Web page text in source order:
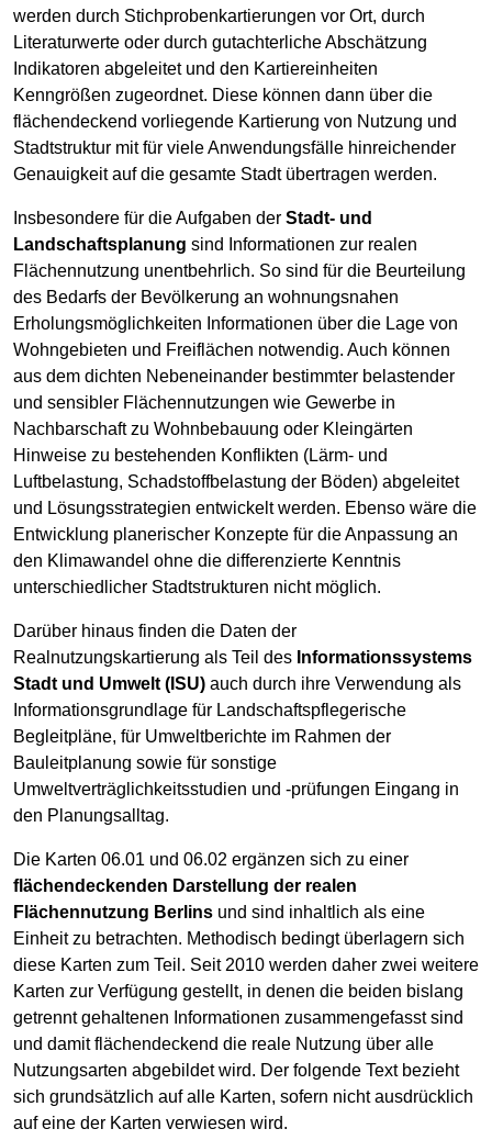
werden durch Stichprobenkartierungen vor Ort, durch
Literaturwerte oder durch gutachterliche Abschätzung
Indikatoren abgeleitet und den Kartiereinheiten
Kenngrößen zugeordnet. Diese können dann über die
flächendeckend vorliegende Kartierung von Nutzung und
Stadtstruktur mit für viele Anwendungsfälle hinreichender
Genauigkeit auf die gesamte Stadt übertragen werden.
Insbesondere für die Aufgaben der Stadt- und
Landschaftsplanung sind Informationen zur realen
Flächennutzung unentbehrlich. So sind für die Beurteilung
des Bedarfs der Bevölkerung an wohnungsnahen
Erholungsmöglichkeiten Informationen über die Lage von
Wohngebieten und Freiflächen notwendig. Auch können
aus dem dichten Nebeneinander bestimmter belastender
und sensibler Flächennutzungen wie Gewerbe in
Nachbarschaft zu Wohnbebauung oder Kleingärten
Hinweise zu bestehenden Konflikten (Lärm- und
Luftbelastung, Schadstoffbelastung der Böden) abgeleitet
und Lösungsstrategien entwickelt werden. Ebenso wäre die
Entwicklung planerischer Konzepte für die Anpassung an
den Klimawandel ohne die differenzierte Kenntnis
unterschiedlicher Stadtstrukturen nicht möglich.
Darüber hinaus finden die Daten der
Realnutzungskartierung als Teil des Informationssystems
Stadt und Umwelt (ISU) auch durch ihre Verwendung als
Informationsgrundlage für Landschaftspflegerische
Begleitpläne, für Umweltberichte im Rahmen der
Bauleitplanung sowie für sonstige
Umweltverträglichkeitsstudien und -prüfungen Eingang in
den Planungsalltag.
Die Karten 06.01 und 06.02 ergänzen sich zu einer
flächendeckenden Darstellung der realen
Flächennutzung Berlins und sind inhaltlich als eine
Einheit zu betrachten. Methodisch bedingt überlagern sich
diese Karten zum Teil. Seit 2010 werden daher zwei weitere
Karten zur Verfügung gestellt, in denen die beiden bislang
getrennt gehaltenen Informationen zusammengefasst sind
und damit flächendeckend die reale Nutzung über alle
Nutzungsarten abgebildet wird. Der folgende Text bezieht
sich grundsätzlich auf alle Karten, sofern nicht ausdrücklich
auf eine der Karten verwiesen wird.